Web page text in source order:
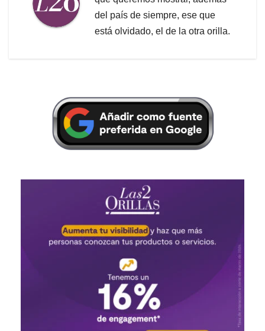
del país de siempre, ese que
está olvidado, el de la otra orilla.